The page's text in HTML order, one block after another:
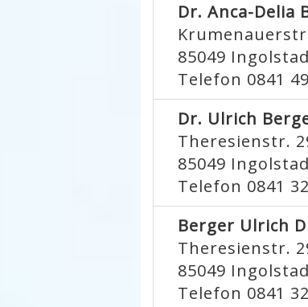
Dr. Anca-Delia
85049
Telefon 0841
Dr. Ulrich
Theresienstr.
85049
Telefon 0841
Berger Ulrich
Theresienstr.
85049
Telefon 0841